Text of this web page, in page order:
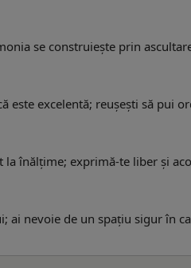
se construiește prin
este excelentă; reușești să pui
la înălțime; exprimă-te liber și
ai nevoie de un spațiu sigur în